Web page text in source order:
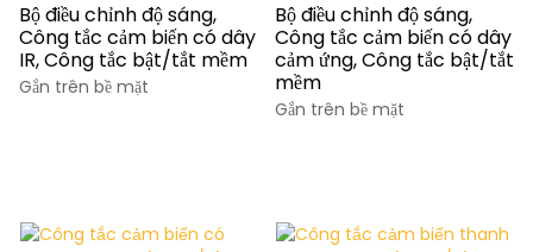
Bộ điều chỉnh độ sáng,
Công tắc cảm biến có dây
IR, Công tắc bật/tắt mềm
Gắn trên bề mặt
Bộ điều chỉnh độ sáng,
Công tắc cảm biến có dây
cảm ứng, Công tắc bật/tắt
mềm
Gắn trên bề mặt